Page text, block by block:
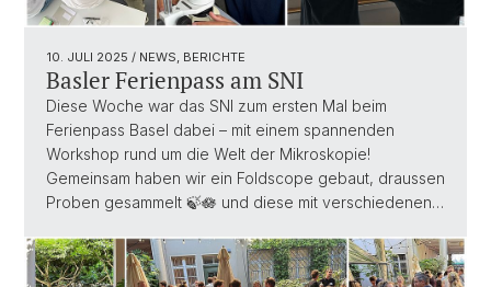
10. JULI 2025 / NEWS, BERICHTE
Basler Ferienpass am SNI
Diese Woche war das SNI zum ersten Mal beim
Ferienpass Basel dabei – mit einem spannenden
Workshop rund um die Welt der Mikroskopie!
Gemeinsam haben wir ein Foldscope gebaut, draussen
Proben gesammelt 🍃🪷 und diese mit verschiedenen…